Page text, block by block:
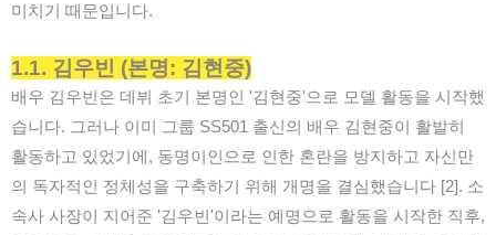
미치기 때문입니다.
1.1. 김우빈 (본명: 김현중)
배우 김우빈은 데뷔 초기 본명인 '김현중'으로 모델 활동을 시작했
습니다. 그러나 이미 그룹 SS501 출신의 배우 김현중이 활발히
활동하고 있었기에, 동명이인으로 인한 혼란을 방지하고 자신만
의 독자적인 정체성을 구축하기 위해 개명을 결심했습니다 [2]. 소
속사 사장이 지어준 '김우빈'이라는 예명으로 활동을 시작한 직후,